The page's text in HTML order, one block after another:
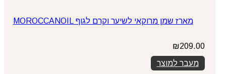
מארז שמן מרוקאי לשיער וקרם לגוף MOROCCANOIL
₪209.00
מעבר למוצר